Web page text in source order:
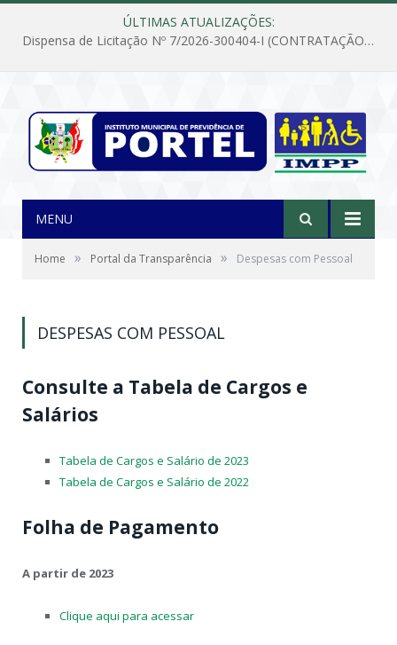
ÚLTIMAS ATUALIZAÇÕES:
Dispensa de Licitação Nº 7/2026-300404-I (CONTRATAÇÃO DE EMPRESA PARA MANUTENÇÃO E REPARAÇÃO DE APARELHOS DE AR CONDICIONADO, EM ATENDIMENTO ÀS NECESSIDADES DO INSTITUTO DE PREVIDÊNCIA MUNICIPAL DE PORTEL/PA)
MENU
Home » Portal da Transparência » Despesas com Pessoal
DESPESAS COM PESSOAL
Consulte a Tabela de Cargos e
Salários
Tabela de Cargos e Salário de 2023
Tabela de Cargos e Salário de 2022
Folha de Pagamento
A partir de 2023
Clique aqui para acessar